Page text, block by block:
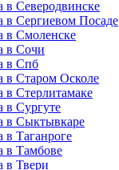
в Северодвинске
в Сергиевом Посаде
в Смоленске
в Сочи
в Спб
в Старом Осколе
в Стерлитамаке
в Сургуте
в Сыктывкаре
в Таганроге
в Тамбове
в Твери